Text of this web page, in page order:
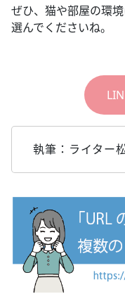
ぜひ、猫や部屋の環
選んでくださいね。
執筆：ライター